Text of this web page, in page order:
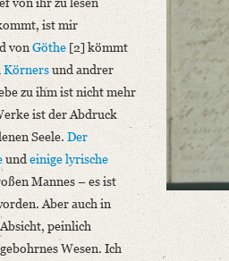
ist mir
vonGöthe [2] kömmt
Körnersund andrer
zu ihm ist nicht mehr
ist der Abdruck
Seele. Der
und einige lyrische
Mannes – es ist
Aber auch in
peinlich
Wesen. Ich